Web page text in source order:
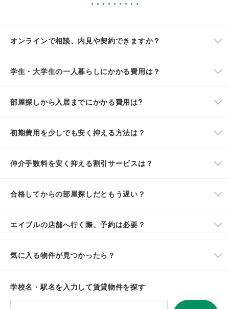
オンラインで相談、内見や契約できますか？
学生・大学生の一人暮らしにかかる費用は？
部屋探しから入居までにかかる費用は?
初期費用を少しでも安く抑える方法は？
仲介手数料を安く抑える割引サービスは？
合格してからの部屋探しだともう遅い？
エイブルの店舗へ行く際、予約は必要？
気に入る物件が見つかったら？
学校名・駅名を入力して賃貸物件を探す